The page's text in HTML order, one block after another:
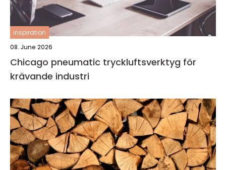
inspiration
08. June 2026
Chicago pneumatic tryckluftsverktyg för
krävande industri